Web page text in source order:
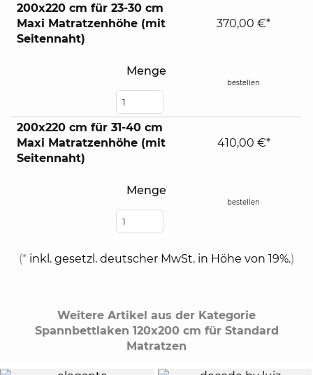
200x220 cm für 23-30 cm
Maxi Matratzenhöhe (mit
Seitennaht)
Menge
370,00 €*
bestellen
200x220 cm für 31-40 cm
Maxi Matratzenhöhe (mit
Seitennaht)
Menge
410,00 €*
bestellen
(* inkl. gesetzl. deutscher MwSt. in Höhe von 19%.)
Weitere Artikel aus der Kategorie
Spannbettlaken 120x200 cm für Standard
Matratzen